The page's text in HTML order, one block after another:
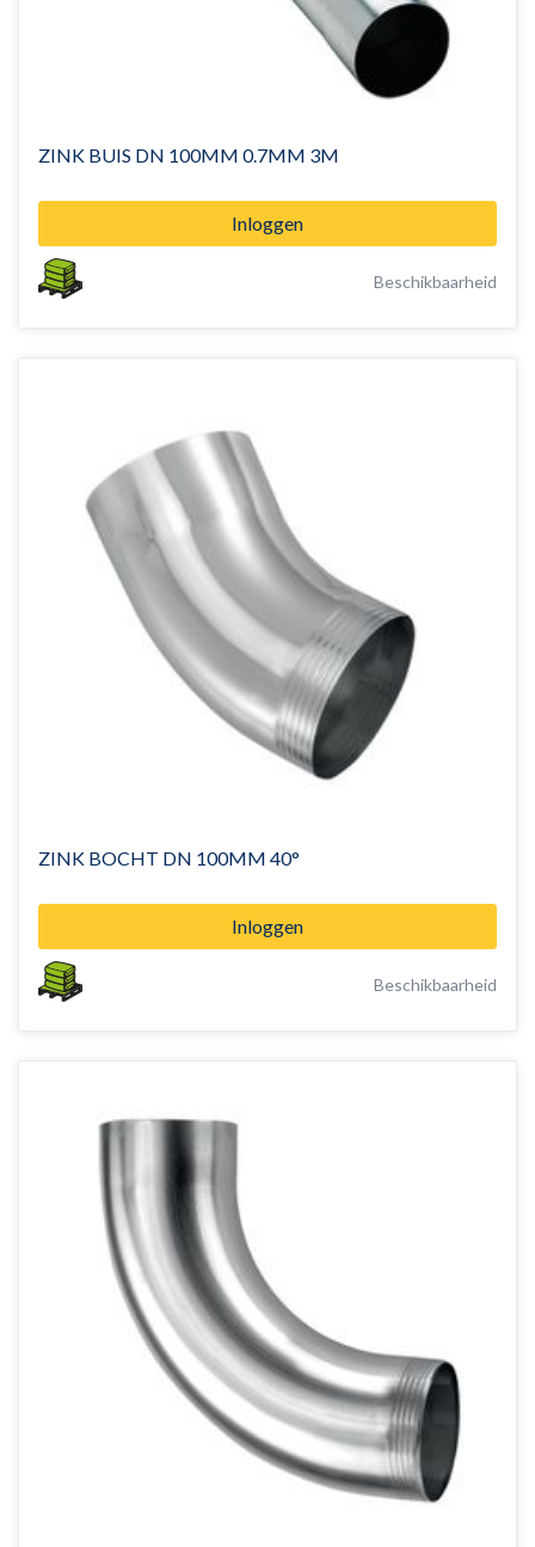
ZINK BUIS DN 100MM 0.7MM 3M
Inloggen
Beschikbaarheid
ZINK BOCHT DN 100MM 40°
Inloggen
Beschikbaarheid